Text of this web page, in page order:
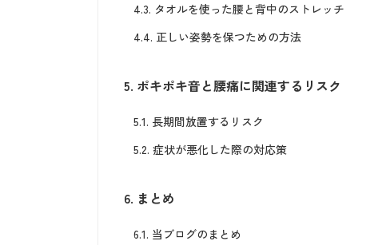
4.3. タオルを使った腰と背中のストレッチ
4.4. 正しい姿勢を保つための方法
5. ポキポキ音と腰痛に関連するリスク
5.1. 長期間放置するリスク
5.2. 症状が悪化した際の対応策
6. まとめ
6.1. 当ブログのまとめ